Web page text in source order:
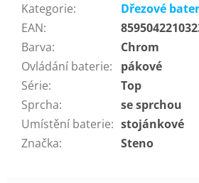
Kategorie:
Dřezové
EAN:
Barva:
Chrom
Ovládání baterie:
pákové
Série:
Top
Sprcha:
se sprchou
Umístění baterie: stojánkové
Značka: Steno